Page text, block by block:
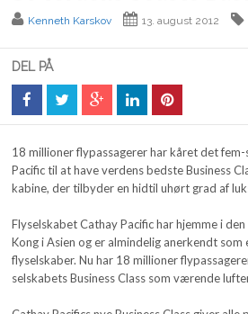
Kenneth Karskov 13. august 2012
DEL PÅ
18 millioner flypassagerer har kåret det
Pacific til at have verdens bedste Business
kabine, der tilbyder en hidtil uhørt grad af
Flyselskabet Cathay Pacific har hjemme i
Kong i Asien og er almindelig anerkendt
flyselskaber. Nu har 18 millioner
selskabets Business Class som værende